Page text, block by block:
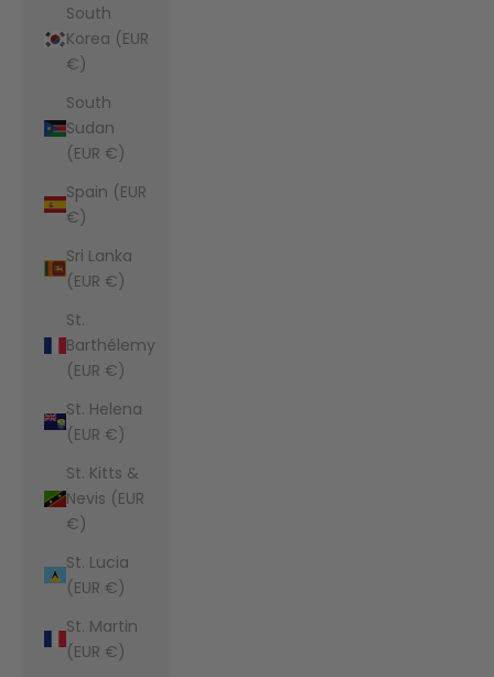
South
Korea (EUR
€)
South
Sudan
(EUR €)
Spain (EUR
€)
Sri Lanka
(EUR €)
St.
Barthélemy
(EUR €)
St. Helena
(EUR €)
St. Kitts &
Nevis (EUR
€)
St. Lucia
(EUR €)
St. Martin
(EUR €)